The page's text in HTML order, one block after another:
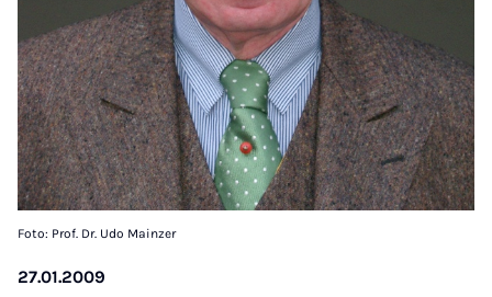
Foto: Prof. Dr. Udo Mainzer
27.01.2009